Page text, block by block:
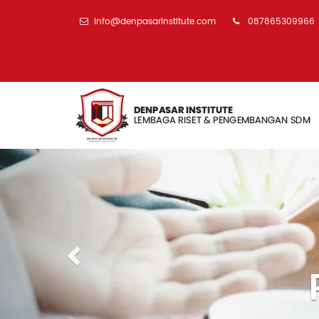
info@denpasarinstitute.com 087865309966
Previous